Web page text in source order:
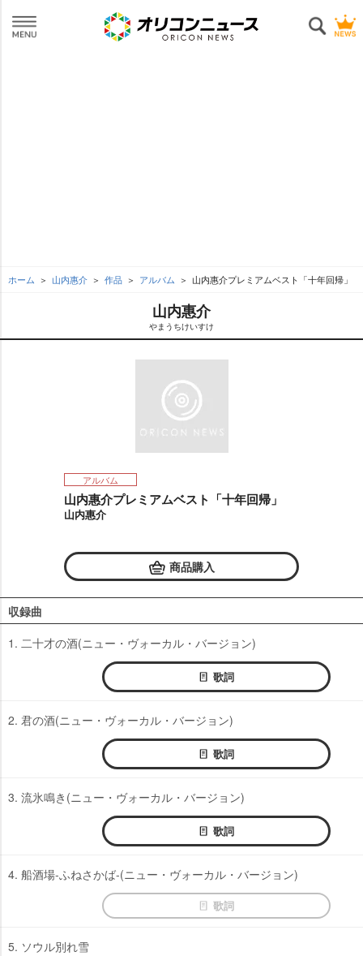
ホーム 山内惠介 作品 アルバム 山内惠介プレミアムベスト「十年回帰」
山内惠介
まうちけいすけ
アルバム
山内惠介プレミアムベスト「十年回帰」
山内惠介
商品購入
収録曲
1. 二十才の酒(ニュー・ヴォーカル・バージョン)
歌詞
2. 君の酒(ニュー・ヴォーカル・バージョン)
歌詞
3. 流氷鳴き(ニュー・ヴォーカル・バージョン)
歌詞
4. 船酒場-ふねさかば-(ニュー・ヴォーカル・バージョン)
歌詞
5. ソウル別れ雪